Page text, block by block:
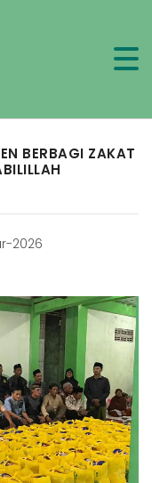
BERBAGI ZAKAT
2026